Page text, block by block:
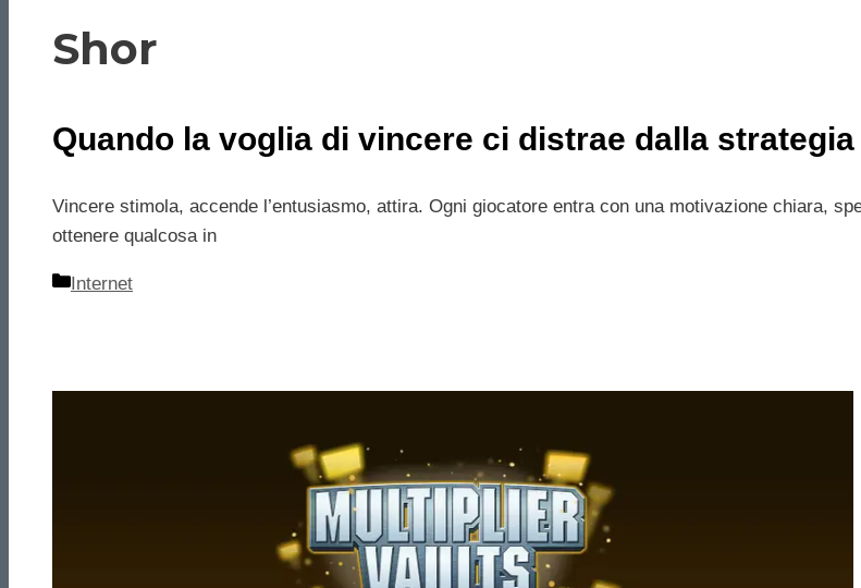
Shor
Quando la voglia di vincere ci distrae dalla
Vincere stimola, accende l’entusiasmo, attira. Ogni giocatore entra con una motivazione chiara,
ottenere qualcosa in
Categorie
Internet